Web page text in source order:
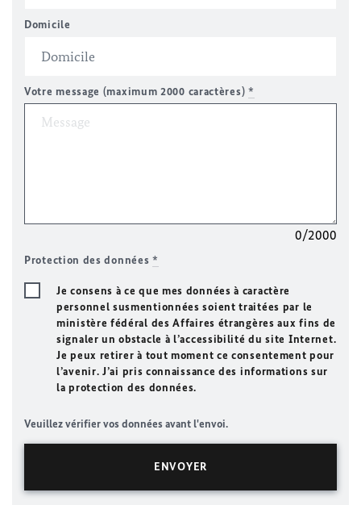
Domicile
Votre message (maximum 2000 caractères) *
0/2000
Protection des données*
Je consens à ce que mes données à caractère
personnel susmentionnées soient traitées par le
ministère fédéral des Affaires étrangères aux fins de
signaler un obstacle à l’accessibilité du site Internet.
Je peux retirer à tout moment ce consentement pour
l’avenir. J’ai pris connaissance des informations sur
la protection des données.
Veuillez vérifier vos données avant l'envoi.